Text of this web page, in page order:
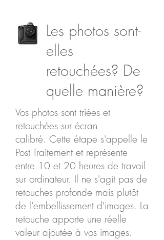
Les photos sont-
elles
retouchées? De
quelle manière?
Vos photos sont triées et
retouchées sur écran
calibré. Cette étape s'appelle le
Post Traitement et représente
entre 10 et 20 heures de travail
sur ordinateur. Il ne s'agit pas de
retouches profonde mais plutôt
de l’embellissement d'images. La
retouche apporte une réelle
valeur ajoutée à vos images.